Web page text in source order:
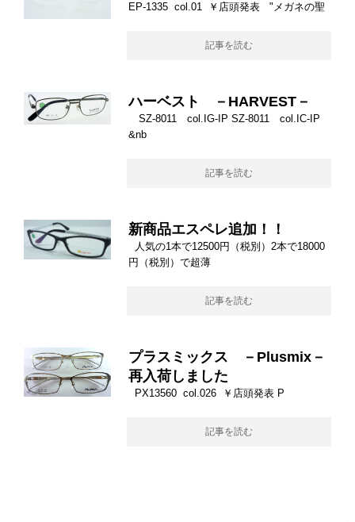
EP-1335 col.01 ￥店頭発表 "メガネの聖
記事を読む
ハーベスト －HARVEST－
SZ-8011 col.IG-IP SZ-8011 col.IC-IP
&nb
記事を読む
新商品エスペレ追加！！
人気の1本で12500円（税別）2本で18000
円（税別）で超薄
記事を読む
プラスミックス －Plusmix－
再入荷しました
PX13560 col.026 ￥店頭発表 P
記事を読む